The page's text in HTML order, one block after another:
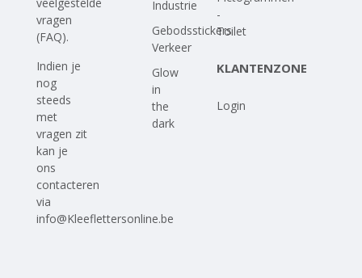
vragen
(FAQ).
Indien je
nog
steeds
met
vragen zit
kan je
ons
contacteren
via
info@Kleeflettersonline.be
Industrie
Gebodsstickers
Verkeer
Glow
in
the
dark
-
Toilet
KLANTENZONE
Login